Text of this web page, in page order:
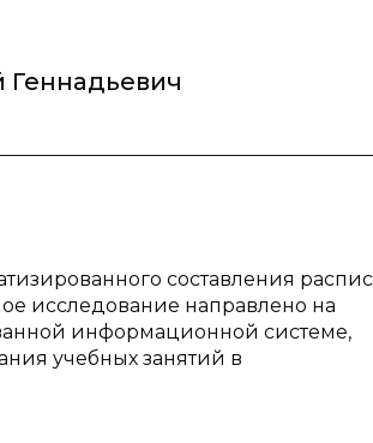
составления
исследование направлено на
информационной системе,
учебных занятий в